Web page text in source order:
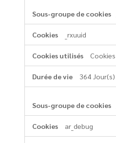
_rxuuid
364 Jour(s)
ar_debug